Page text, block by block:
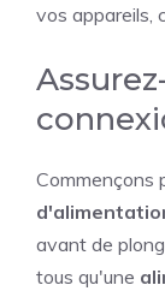
vos appareils,
Commençons
avant de
tous qu'une